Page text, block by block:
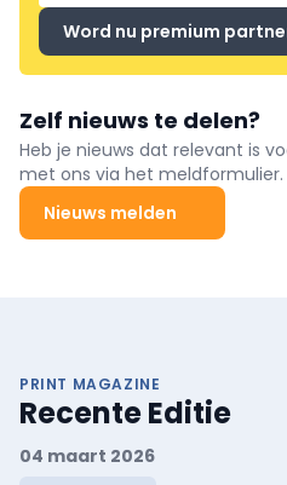
Word nu premium
Zelf nieuws te delen?
Heb je nieuws dat relevant is
met ons via het meldformulier.
Nieuws melden
PRINT MAGAZINE
Recente Editie
04 maart 2026